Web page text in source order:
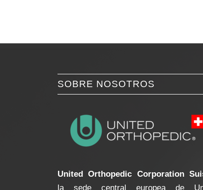
SOBRE NOSOTROS
United Orthopedic Corporation
la sede central europea de